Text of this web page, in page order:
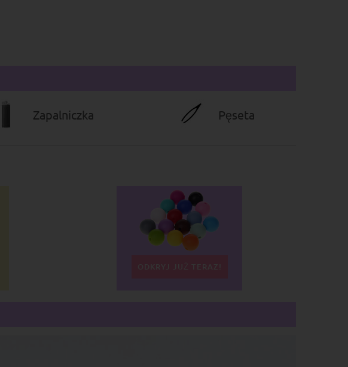
Zapalniczka Pęseta